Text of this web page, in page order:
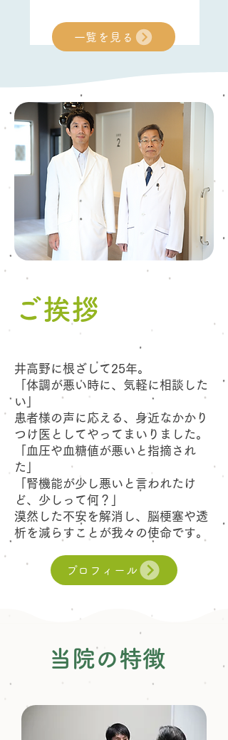
一覧を見る
ご挨拶
井高野に根ざして25年。
「体調が悪い時に、気軽に相談した
い」
患者様の声に応える、身近なかかり
つけ医としてやってまいりました。
「血圧や血糖値が悪いと指摘され
た」
「腎機能が少し悪いと言われたけ
ど、少しって何？」
漠然した不安を解消し、脳梗塞や透
析を減らすことが我々の使命です。
プロフィール
当院の特徴